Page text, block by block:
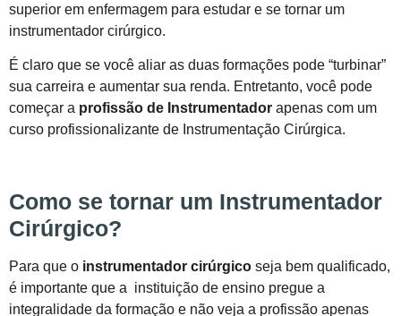
superior em enfermagem para estudar e se tornar um
instrumentador cirúrgico.
É claro que se você aliar as duas formações pode “turbinar”
sua carreira e aumentar sua renda. Entretanto, você pode
começar a profissão de Instrumentador apenas com um
curso profissionalizante de Instrumentação Cirúrgica.
Como se tornar um Instrumentador
Cirúrgico?
Para que o instrumentador cirúrgico seja bem qualificado,
é importante que a instituição de ensino pregue a
integralidade da formação e não veja a profissão apenas